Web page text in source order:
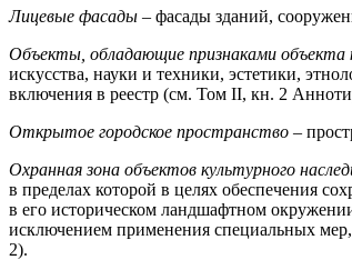
Лицевые фасады – фасады зданий,
Объекты, обладающие признаками объекта
искусства, науки и техники, эстетики,
включения в реестр (см. Том II, кн. 2
Открытое городское пространство –
Охранная зона объектов культурного
в пределах которой в целях обеспечения
в его историческом ландшафтном
исключением применения специальных
2).